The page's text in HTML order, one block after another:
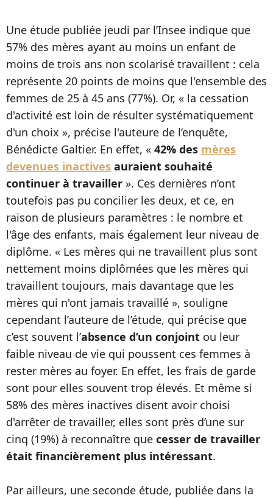
Une étude publiée jeudi par l’Insee indique que
57% des mères ayant au moins un enfant de
moins de trois ans non scolarisé travaillent : cela
représente 20 points de moins que l'ensemble des
femmes de 25 à 45 ans (77%). Or, « la cessation
d'activité est loin de résulter systématiquement
d'un choix », précise l'auteure de l’enquête,
Bénédicte Galtier. En effet, « 42% des mères
devenues inactives auraient souhaité
continuer à travailler ». Ces dernières n’ont
toutefois pas pu concilier les deux, et ce, en
raison de plusieurs paramètres : le nombre et
l'âge des enfants, mais également leur niveau de
diplôme. « Les mères qui ne travaillent plus sont
nettement moins diplômées que les mères qui
travaillent toujours, mais davantage que les
mères qui n'ont jamais travaillé », souligne
cependant l’auteure de l’étude, qui précise que
c’est souvent l’absence d’un conjoint ou leur
faible niveau de vie qui poussent ces femmes à
rester mères au foyer. En effet, les frais de garde
sont pour elles souvent trop élevés. Et même si
58% des mères inactives disent avoir choisi
d'arrêter de travailler, elles sont près d’une sur
cinq (19%) à reconnaître que cesser de travailler
était financièrement plus intéressant.
Par ailleurs, une seconde étude, publiée dans la